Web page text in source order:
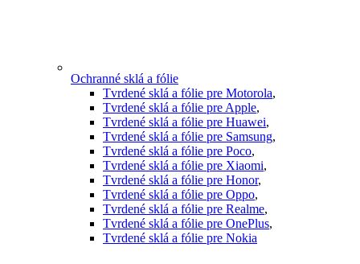
Ochranné sklá a fólie
Tvrdené sklá a fólie pre Motorola,
Tvrdené sklá a fólie pre Apple,
Tvrdené sklá a fólie pre Huawei,
Tvrdené sklá a fólie pre Samsung,
Tvrdené sklá a fólie pre Poco,
Tvrdené sklá a fólie pre Xiaomi,
Tvrdené sklá a fólie pre Honor,
Tvrdené sklá a fólie pre Oppo,
Tvrdené sklá a fólie pre Realme,
Tvrdené sklá a fólie pre OnePlus,
Tvrdené sklá a fólie pre Nokia